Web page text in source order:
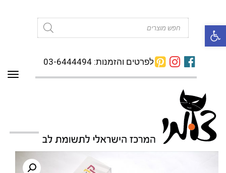
פתח סרגל נגישות
לפרטים והזמנות: 03-6444494